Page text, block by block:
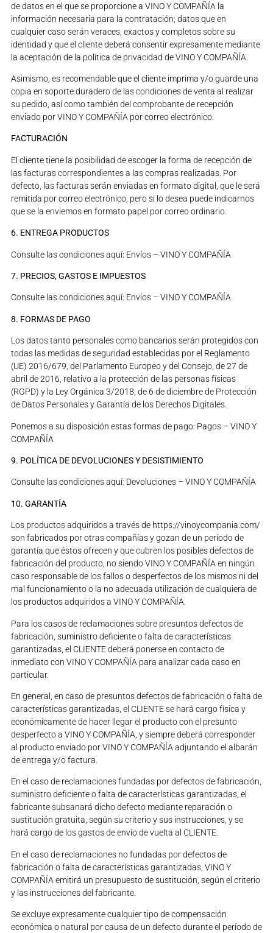
de datos en el que se proporcione a VINO Y COMPAÑÍA la
información necesaria para la contratación; datos que en
cualquier caso serán veraces, exactos y completos sobre su
identidad y que el cliente deberá consentir expresamente mediante
la aceptación de la política de privacidad de VINO Y COMPAÑÍA.
Asimismo, es recomendable que el cliente imprima y/o guarde una
copia en soporte duradero de las condiciones de venta al realizar
su pedido, así como también del comprobante de recepción
enviado por VINO Y COMPAÑÍA por correo electrónico.
FACTURACIÓN
El cliente tiene la posibilidad de escoger la forma de recepción de
las facturas correspondientes a las compras realizadas. Por
defecto, las facturas serán enviadas en formato digital, que le será
remitida por correo electrónico, pero si lo desea puede indicarnos
que se la enviemos en formato papel por correo ordinario.
6. ENTREGA PRODUCTOS
Consulte las condiciones aquí: Envíos – VINO Y COMPAÑÍA
7. PRECIOS, GASTOS E IMPUESTOS
Consulte las condiciones aquí: Envíos – VINO Y COMPAÑÍA
8. FORMAS DE PAGO
Los datos tanto personales como bancarios serán protegidos con
todas las medidas de seguridad establecidas por el Reglamento
(UE) 2016/679, del Parlamento Europeo y del Consejo, de 27 de
abril de 2016, relativo a la protección de las personas físicas
(RGPD) y la Ley Orgánica 3/2018, de 6 de diciembre de Protección
de Datos Personales y Garantía de los Derechos Digitales.
Ponemos a su disposición estas formas de pago: Pagos – VINO Y
COMPAÑÍA
9. POLÍTICA DE DEVOLUCIONES Y DESISTIMIENTO
Consulte las condiciones aquí: Devoluciones – VINO Y COMPAÑÍA
10. GARANTÍA
Los productos adquiridos a través de https://vinoycompania.com/
son fabricados por otras compañías y gozan de un período de
garantía que éstos ofrecen y que cubren los posibles defectos de
fabricación del producto, no siendo VINO Y COMPAÑÍA en ningún
caso responsable de los fallos o desperfectos de los mismos ni del
mal funcionamiento o la no adecuada utilización de cualquiera de
los productos adquiridos a VINO Y COMPAÑÍA.
Para los casos de reclamaciones sobre presuntos defectos de
fabricación, suministro deficiente o falta de características
garantizadas, el CLIENTE deberá ponerse en contacto de
inmediato con VINO Y COMPAÑÍA para analizar cada caso en
particular.
En general, en caso de presuntos defectos de fabricación o falta de
características garantizadas, el CLIENTE se hará cargo física y
económicamente de hacer llegar el producto con el presunto
desperfecto a VINO Y COMPAÑÍA, y siempre deberá corresponder
al producto enviado por VINO Y COMPAÑÍA adjuntando el albarán
de entrega y/o factura.
En el caso de reclamaciones fundadas por defectos de fabricación,
suministro deficiente o falta de características garantizadas, el
fabricante subsanará dicho defecto mediante reparación o
sustitución gratuita, según su criterio y sus instrucciones, y se
hará cargo de los gastos de envío de vuelta al CLIENTE.
En el caso de reclamaciones no fundadas por defectos de
fabricación o falta de características garantizadas, VINO Y
COMPAÑÍA emitirá un presupuesto de sustitución, según el criterio
y las instrucciones del fabricante.
Se excluye expresamente cualquier tipo de compensación
económica o natural por causa de un defecto durante el período de